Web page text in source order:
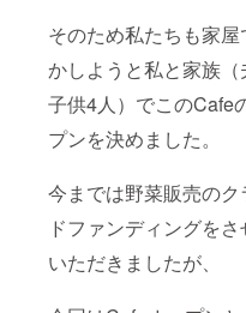
そのため私たちも家屋
かしようと私と家族（
子供4人）でこのCafe
プンを決めました。
今までは野菜販売のク
ドファンディングをさ
いただきましたが、